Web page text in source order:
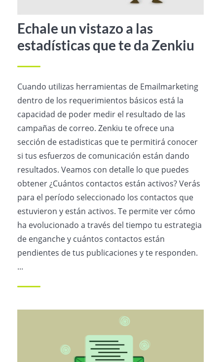
Echale un vistazo a las
estadísticas que te da Zenkiu
Cuando utilizas herramientas de Emailmarketing
dentro de los requerimientos básicos está la
capacidad de poder medir el resultado de las
campañas de correo. Zenkiu te ofrece una
sección de estadisticas que te permitirá conocer
si tus esfuerzos de comunicación están dando
resultados. Veamos con detalle lo que puedes
obtener ¿Cuántos contactos están activos? Verás
para el período seleccionado los contactos que
estuvieron y están activos. Te permite ver cómo
ha evolucionado a través del tiempo tu estrategia
de enganche y cuántos contactos están
pendientes de tus publicaciones y te responden.
...